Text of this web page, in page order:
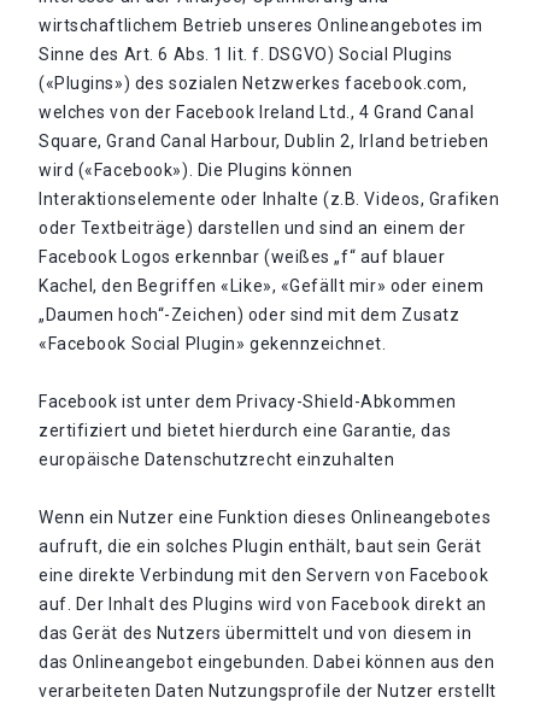
wirtschaftlichem Betrieb unseres Onlineangebotes im
Sinne des Art. 6 Abs. 1 lit. f. DSGVO) Social Plugins
(«Plugins») des sozialen Netzwerkes facebook.com,
welches von der Facebook Ireland Ltd., 4 Grand Canal
Square, Grand Canal Harbour, Dublin 2, Irland betrieben
wird («Facebook»). Die Plugins können
Interaktionselemente oder Inhalte (z.B. Videos, Grafiken
oder Textbeiträge) darstellen und sind an einem der
Facebook Logos erkennbar (weißes „f“ auf blauer
Kachel, den Begriffen «Like», «Gefällt mir» oder einem
„Daumen hoch“-Zeichen) oder sind mit dem Zusatz
«Facebook Social Plugin» gekennzeichnet.
Facebook ist unter dem Privacy-Shield-Abkommen
zertifiziert und bietet hierdurch eine Garantie, das
europäische Datenschutzrecht einzuhalten
Wenn ein Nutzer eine Funktion dieses Onlineangebotes
aufruft, die ein solches Plugin enthält, baut sein Gerät
eine direkte Verbindung mit den Servern von Facebook
auf. Der Inhalt des Plugins wird von Facebook direkt an
das Gerät des Nutzers übermittelt und von diesem in
das Onlineangebot eingebunden. Dabei können aus den
verarbeiteten Daten Nutzungsprofile der Nutzer erstellt